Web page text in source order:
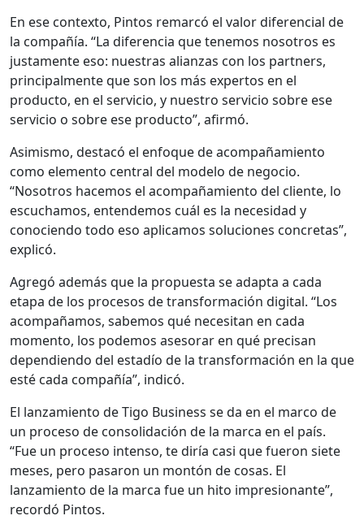
En ese contexto, Pintos remarcó el valor diferencial de
la compañía. “La diferencia que tenemos nosotros es
justamente eso: nuestras alianzas con los partners,
principalmente que son los más expertos en el
producto, en el servicio, y nuestro servicio sobre ese
servicio o sobre ese producto”, afirmó.
Asimismo, destacó el enfoque de acompañamiento
como elemento central del modelo de negocio.
“Nosotros hacemos el acompañamiento del cliente, lo
escuchamos, entendemos cuál es la necesidad y
conociendo todo eso aplicamos soluciones concretas”,
explicó.
Agregó además que la propuesta se adapta a cada
etapa de los procesos de transformación digital. “Los
acompañamos, sabemos qué necesitan en cada
momento, los podemos asesorar en qué precisan
dependiendo del estadío de la transformación en la que
esté cada compañía”, indicó.
El lanzamiento de Tigo Business se da en el marco de
un proceso de consolidación de la marca en el país.
“Fue un proceso intenso, te diría casi que fueron siete
meses, pero pasaron un montón de cosas. El
lanzamiento de la marca fue un hito impresionante”,
recordó Pintos.